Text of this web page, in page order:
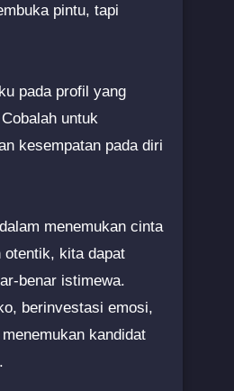
pintu, tapi
pada profil yang
untuk
kesempatan pada diri
menemukan cinta
otentik, kita dapat
benar istimewa.
berinvestasi emosi,
kandidat